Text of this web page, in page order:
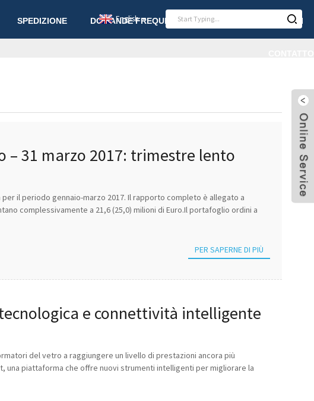
SPEDIZIONE DOMANDE FREQUENTI NOTIZIA ARTICOLI
English
– 31 marzo 2017: trimestre lento
il periodo gennaio-marzo 2017. Il rapporto completo è allegato a
complessivamente a 21,6 (25,0) milioni di Euro.Il portafoglio ordini a
PER SAPERNE DI PIÙ
e connettività intelligente
del vetro a raggiungere un livello di prestazioni ancora più
una piattaforma che offre nuovi strumenti intelligenti per migliorare la